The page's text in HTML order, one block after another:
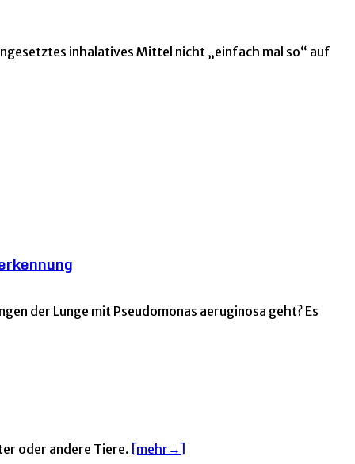
inhalatives Mittel nicht „einfach mal so“ auf
der Lunge mit Pseudomonas aeruginosa geht? Es
oder andere Tiere. [mehr→]